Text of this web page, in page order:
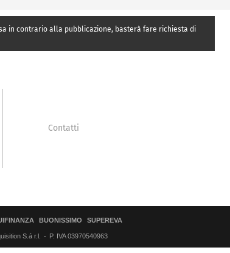
in contrario alla pubblicazione, basterà fare richiesta di
Contatti
BUONISSIMO SUPEREVA
S.á r.l. P. IVA 03970540963